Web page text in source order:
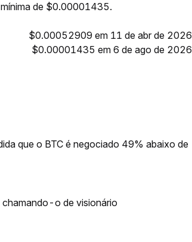
de $0.00001435.
$0.00052909 em 11 de abr de 2026
$0.00001435 em 6 de ago de 2026
que o BTC é negociado 49% abaixo de
chamando-o de visionário